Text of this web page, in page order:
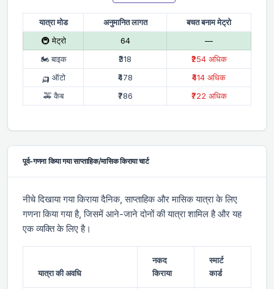
यात्रा मोड अनुमानित लागत
बचत बनाम मेट्रो
🚇 मेट्रो
₹64
—
🏍 बाइक
₹318
₹254 अधिक
🛺 ऑटो
₹478
₹414 अधिक
🚕 कैब
₹786 ₹722 अधिक
पूर्व-गणना किया गया साप्ताहिक/मासिक किराया चार्ट
नीचे दिखाया गया किराया दैनिक, साप्ताहिक और मासिक यात्रा के लिए
गणना किया गया है, जिसमें आने-जाने दोनों की यात्रा शामिल है और यह
एक व्यक्ति के लिए है।
यात्रा की अवधि
नकद
किराया
स्मार्ट
कार्ड